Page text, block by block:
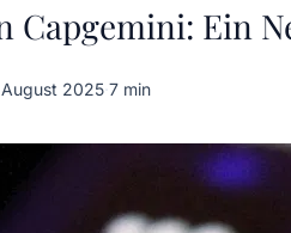
Capgemini: Ein
August 2025·7 min